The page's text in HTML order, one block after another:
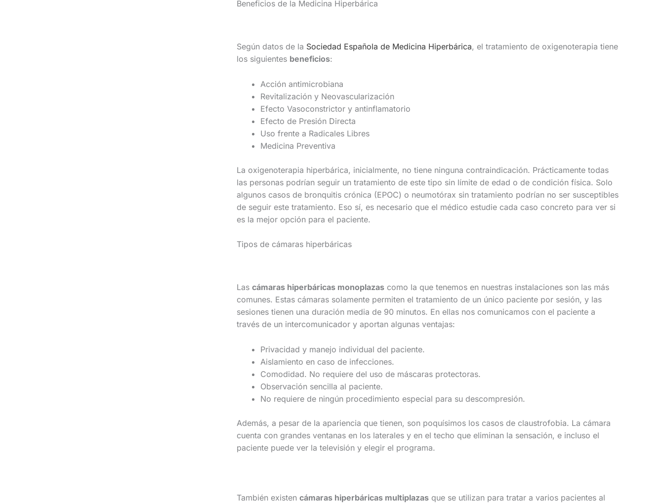
Beneficios de la Medicina Hiperbárica
Según datos de la Sociedad Española de Medicina Hiperbárica, el tratamiento de oxigenoterapia tiene
los siguientes beneficios:
Acción antimicrobiana
Revitalización y Neovascularización
Efecto Vasoconstrictor y antinflamatorio
Efecto de Presión Directa
Uso frente a Radicales Libres
Medicina Preventiva
La oxigenoterapia hiperbárica, inicialmente, no tiene ninguna contraindicación. Prácticamente todas
las personas podrían seguir un tratamiento de este tipo sin límite de edad o de condición física. Solo
algunos casos de bronquitis crónica (EPOC) o neumotórax sin tratamiento podrían no ser susceptibles
de seguir este tratamiento. Eso sí, es necesario que el médico estudie cada caso concreto para ver si
es la mejor opción para el paciente.
Tipos de cámaras hiperbáricas
Las cámaras hiperbáricas monoplazascomo la que tenemos en nuestras instalaciones son las más
comunes. Estas cámaras solamente permiten el tratamiento de un único paciente por sesión, y las
sesiones tienen una duración media de 90 minutos. En ellas nos comunicamos con el paciente a
través de un intercomunicador y aportan algunas ventajas:
Privacidad y manejo individual del paciente.
Aislamiento en caso de infecciones.
Comodidad. No requiere del uso de máscaras protectoras.
Observación sencilla al paciente.
No requiere de ningún procedimiento especial para su descompresión.
Además, a pesar de la apariencia que tienen, son poquísimos los casos de claustrofobia. La cámara
cuenta con grandes ventanas en los laterales y en el techo que eliminan la sensación, e incluso el
paciente puede ver la televisión y elegir el programa.
También existen cámaras hiperbáricas multiplazasque se utilizan para tratar a varios pacientes al